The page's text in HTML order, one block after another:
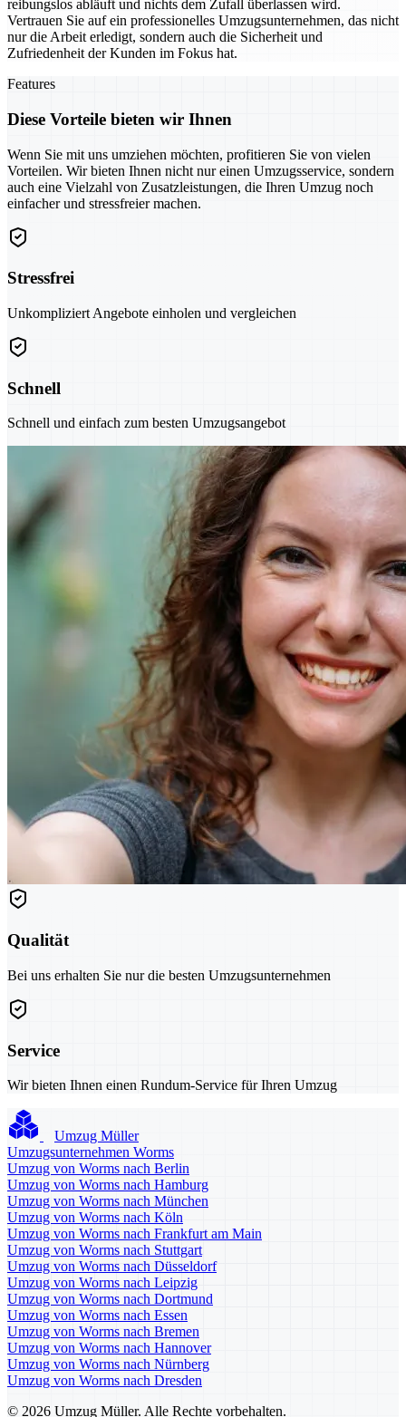
reibungslos abläuft und nichts dem Zufall überlassen wird.
Vertrauen Sie auf ein professionelles Umzugsunternehmen, das nicht
nur die Arbeit erledigt, sondern auch die Sicherheit und
Zufriedenheit der Kunden im Fokus hat.
Features
Diese Vorteile bieten wir Ihnen
Wenn Sie mit uns umziehen möchten, profitieren Sie von vielen
Vorteilen. Wir bieten Ihnen nicht nur einen Umzugsservice, sondern
auch eine Vielzahl von Zusatzleistungen, die Ihren Umzug noch
einfacher und stressfreier machen.
Stressfrei
Unkompliziert Angebote einholen und vergleichen
Schnell
Schnell und einfach zum besten Umzugsangebot
Qualität
Bei uns erhalten Sie nur die besten Umzugsunternehmen
Service
Wir bieten Ihnen einen Rundum-Service für Ihren Umzug
Umzug Müller
Umzugsunternehmen Worms
Umzug von Worms nach Berlin
Umzug von Worms nach Hamburg
Umzug von Worms nach München
Umzug von Worms nach Köln
Umzug von Worms nach Frankfurt am Main
Umzug von Worms nach Stuttgart
Umzug von Worms nach Düsseldorf
Umzug von Worms nach Leipzig
Umzug von Worms nach Dortmund
Umzug von Worms nach Essen
Umzug von Worms nach Bremen
Umzug von Worms nach Hannover
Umzug von Worms nach Nürnberg
Umzug von Worms nach Dresden
© 2026 Umzug Müller. Alle Rechte vorbehalten.